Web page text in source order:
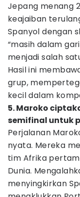
Jepang menang
keajaiban
Spanyol dengan
“masih dalam
menjadi salah
Hasil ini
grup,
kecil dalam
5. Maroko
semifinal untuk
Perjalanan
nyata. Mereka
tim Afrika
Dunia.
menyingkirkan